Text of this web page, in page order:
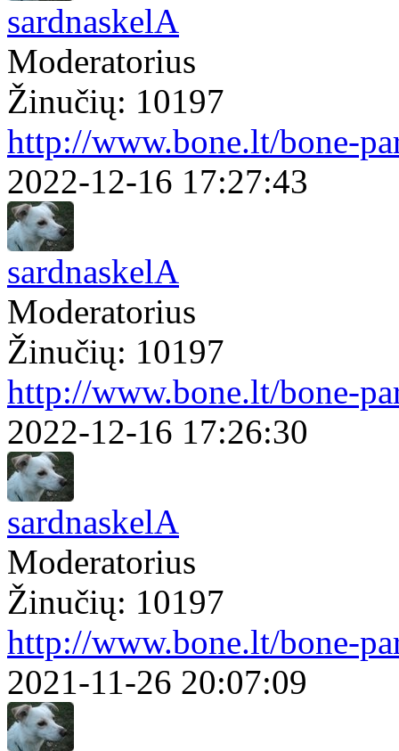
sardnaskelA
Moderatorius
Žinučių: 10197
http://www.bone.lt/bone-
2022-12-16 17:27:43
sardnaskelA
Moderatorius
Žinučių: 10197
http://www.bone.lt/bone-
2022-12-16 17:26:30
sardnaskelA
Moderatorius
Žinučių: 10197
http://www.bone.lt/bone-
2021-11-26 20:07:09